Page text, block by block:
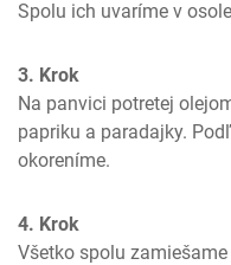
Spolu ich uvaríme v
3. Krok
Na panvici potretej
papriku a paradajky.
okoreníme.
4. Krok
Všetko spolu